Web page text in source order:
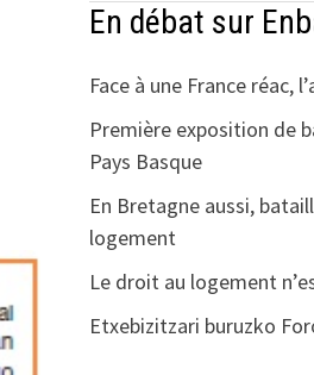
En débat sur
Face à une France réac,
Première exposition de
Pays Basque
En Bretagne aussi,
logement
Le droit au logement
Etxebizitzari buruzko